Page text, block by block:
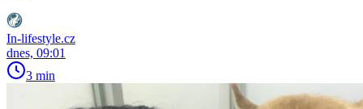
In-lifestyle.cz
dnes, 09:01
3 min